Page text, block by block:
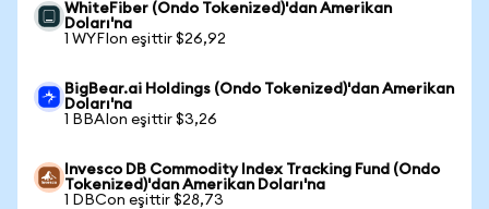
WhiteFiber (Ondo Tokenized)'dan Amerikan
Doları'na
1 WYFIon eşittir $26,92
BigBear.ai Holdings (Ondo Tokenized)'dan Amerikan
Doları'na
1 BBAIon eşittir $3,26
Invesco DB Commodity Index Tracking Fund (Ondo
Tokenized)'dan Amerikan Doları'na
1 DBCon eşittir $28,73